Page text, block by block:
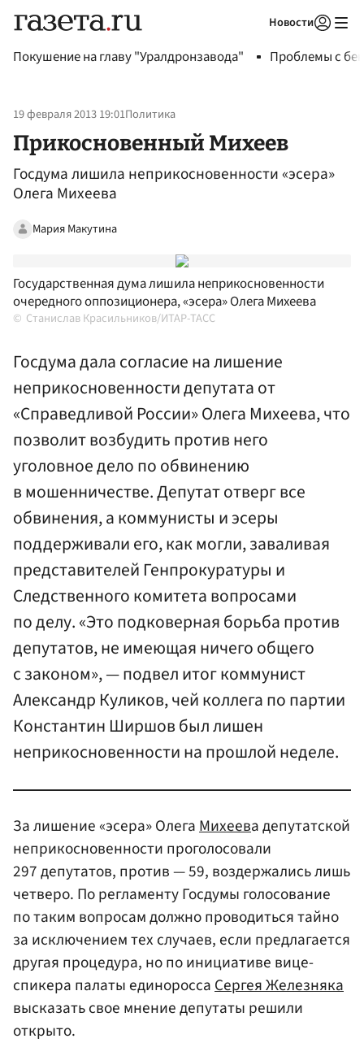
Новости
Покушение на главу "Уралдронзавода" Проблемы с
19 февраля 2013 19:01Политика
Прикосновенный Михеев
Госдума лишила неприкосновенности «эсера»
Олега Михеева
Мария Макутина
Государственная дума лишила неприкосновенности
очередного оппозиционера, «эсера» Олега Михеева
Станислав Красильников/ИТАР-ТАСС
Госдума дала согласие на лишение
неприкосновенности депутата от
«Справедливой России» Олега Михеева, что
позволит возбудить против него
уголовное дело по обвинению
в мошенничестве. Депутат отверг все
обвинения, а коммунисты и эсеры
поддерживали его, как могли, заваливая
представителей Генпрокуратуры и
Следственного комитета вопросами
по делу. «Это подковерная борьба против
депутатов, не имеющая ничего общего
с законом», — подвел итог коммунист
Александр Куликов, чей коллега по партии
Константин Ширшов был лишен
неприкосновенности на прошлой неделе.
За лишение «эсера» ОлегаМихеева депутатской
неприкосновенности проголосовали
297 депутатов, против — 59, воздержались лишь
четверо. По регламенту Госдумы голосование
по таким вопросам должно проводиться тайно
за исключением тех случаев, если предлагается
другая процедура, но по инициативе вице-
спикера палаты единороссаСергея Железняка
высказать свое мнение депутаты решили
открыто.